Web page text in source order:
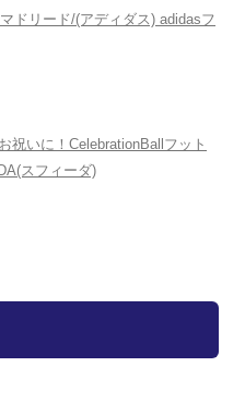
ドリード/(アディダス) adidasフ
祝いに！CelebrationBallフット
スフィーダ)